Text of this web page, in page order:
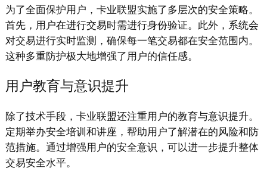
为了全面保护用户，卡业联盟实施了多层次的安全策略。
首先，用户在进行交易时需进行身份验证。此外，系统会
对交易进行实时监测，确保每一笔交易都在安全范围内。
这种多重防护极大地增强了用户的信任感。
用户教育与意识提升
除了技术手段，卡业联盟还注重用户的教育与意识提升。
定期举办安全培训和讲座，帮助用户了解潜在的风险和防
范措施。通过增强用户的安全意识，可以进一步提升整体
交易安全水平。